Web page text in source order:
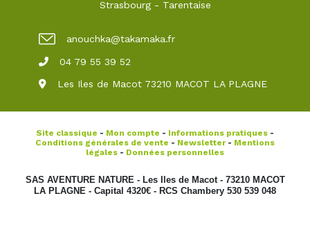
Strasbourg- Tarentaise
anouchka@takamaka.fr
04 79 55 39 52
Les Iles de Macot 73210 MACOT LA PLAGNE
Site classique - Mon compte - Informations pratiques -
Conditions générales de vente - Newsletter- Mentions
légales - Données personnelles
SAS AVENTURE NATURE - Les Iles de Macot - 73210 MACOT
LA PLAGNE - Capital 4320€ - RCS Chambery 530 539 048